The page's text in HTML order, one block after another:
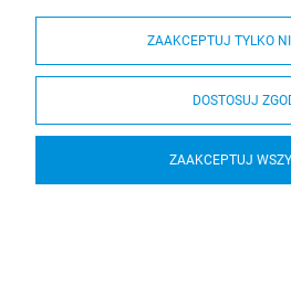
Moje konto
Płatności i
ZAAKCEPTUJ TYLKO
DOSTOSUJ
ZAAKCEPTUJ